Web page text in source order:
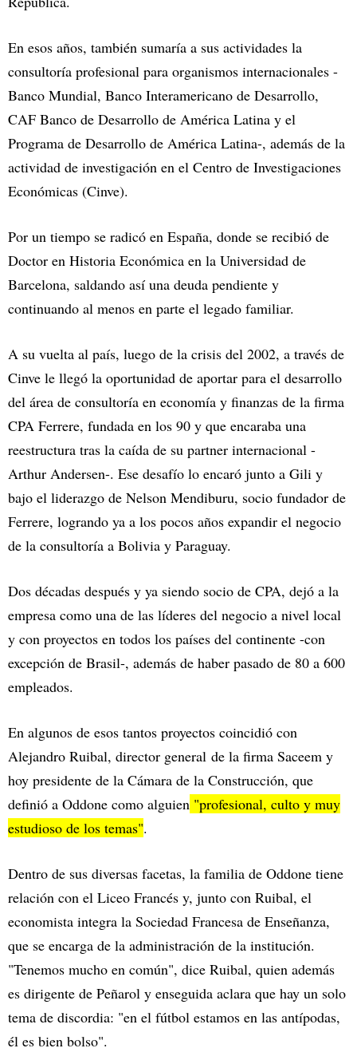
En esos años, también sumaría a sus actividades la
consultoría profesional para organismos internacionales -
Banco Mundial, Banco Interamericano de Desarrollo,
CAF Banco de Desarrollo de América Latina y el
Programa de Desarrollo de América Latina-, además de la
actividad de investigación en el Centro de Investigaciones
Económicas (Cinve).
Por un tiempo se radicó en España, donde se recibió de
Doctor en Historia Económica en la Universidad de
Barcelona, saldando así una deuda pendiente y
continuando al menos en parte el legado familiar.
A su vuelta al país, luego de la crisis del 2002, a través de
Cinve le llegó la oportunidad de aportar para el desarrollo
del área de consultoría en economía y finanzas de la firma
CPA Ferrere, fundada en los 90 y que encaraba una
reestructura tras la caída de su partner internacional -
Arthur Andersen-. Ese desafío lo encaró junto a Gili y
bajo el liderazgo de Nelson Mendiburu, socio fundador de
Ferrere, logrando ya a los pocos años expandir el negocio
de la consultoría a Bolivia y Paraguay.
Dos décadas después y ya siendo socio de CPA, dejó a la
empresa como una de las líderes del negocio a nivel local
y con proyectos en todos los países del continente -con
excepción de Brasil-, además de haber pasado de 80 a 600
empleados.
En algunos de esos tantos proyectos coincidió con
Alejandro Ruibal, director general de la firma Saceem y
hoy presidente de la Cámara de la Construcción, que
definió a Oddone como alguien "profesional, culto y muy
estudioso de los temas".
Dentro de sus diversas facetas, la familia de Oddone tiene
relación con el Liceo Francés y, junto con Ruibal, el
economista integra la Sociedad Francesa de Enseñanza,
que se encarga de la administración de la institución.
"Tenemos mucho en común", dice Ruibal, quien además
es dirigente de Peñarol y enseguida aclara que hay un solo
tema de discordia: "en el fútbol estamos en las antípodas,
él es bien bolso".